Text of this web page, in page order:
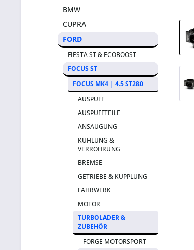
BMW
CUPRA
FORD
FIESTA ST & ECOBOOST
FOCUS ST
FOCUS MK4 | 4.5 ST280
AUSPUFF
AUSPUFFTEILE
ANSAUGUNG
KÜHLUNG &
VERROHRUNG
BREMSE
GETRIEBE & KUPPLUNG
FAHRWERK
MOTOR
TURBOLADER &
ZUBEHÖR
FORGE MOTORSPORT